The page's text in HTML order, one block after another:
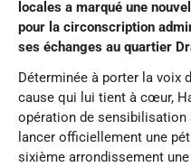
locales a marqué une
pour la circonscription
ses échanges au quartier
Déterminée à porter la voix
cause qui lui tient à cœur,
opération de sensibilisation
lancer officiellement une
sixième arrondissement